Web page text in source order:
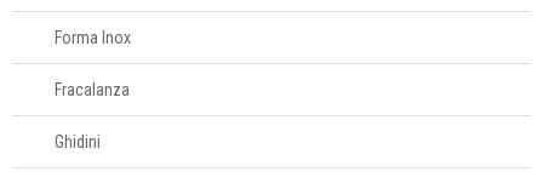
Forma Inox
Fracalanza
Ghidini